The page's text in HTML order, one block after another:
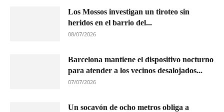
Los Mossos investigan un tiroteo sin
heridos en el barrio del...
08/07/2026
Barcelona mantiene el dispositivo nocturno
para atender a los vecinos desalojados...
07/07/2026
Un socavón de ocho metros obliga a